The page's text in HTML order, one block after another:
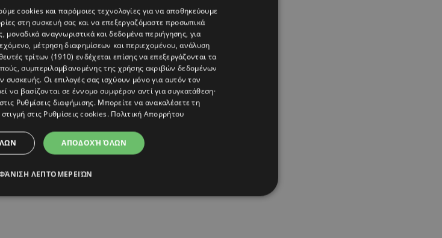
δημιουργία, συνδυασμένη με
style icon.
cookies και παρόμοιες τεχνολογίες για να αποθηκεύουμε
στη συσκευή σας και να επεξεργαζόμαστε προσωπικά
αναγνωριστικά και δεδομένα περιήγησης, για
μέτρηση διαφημίσεων και περιεχομένου, ανάλυση
τρίτων (1910) ενδέχεται επίσης να επεξεργάζονται τα
συμπεριλαμβανομένης της χρήσης ακριβών δεδομένων
συσκευής. Οι επιλογές σας ισχύουν μόνο για αυτόν τον
να βασίζονται σε έννομο συμφέρον αντί για συγκατάθεση·
Ρυθμίσεις διαφήμισης. Μπορείτε να ανακαλέσετε τη
στις Ρυθμίσεις cookies. Πολιτική Απορρήτου
ΑΠΟΔΟΧΉ ΌΛΩΝ
ΛΕΠΤΟΜΕΡΕΙΏΝ